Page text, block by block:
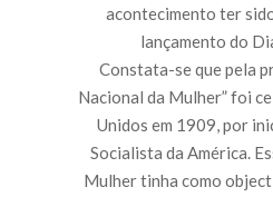
acontecimento ter
lançamento do
Constata-se que pela
Nacional da Mulher” foi
Unidos em 1909, por
Socialista da América.
Mulher tinha como